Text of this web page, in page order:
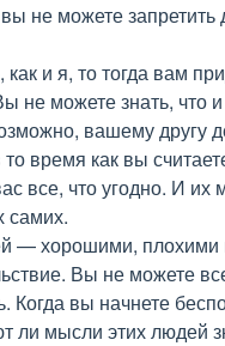
не можете запретить
и я, то тогда вам
не можете знать, что
вашему другу
время как вы
все, что угодно. И их
самих.
— хорошими,
Вы не можете
Когда вы начнете
ли мысли этих людей